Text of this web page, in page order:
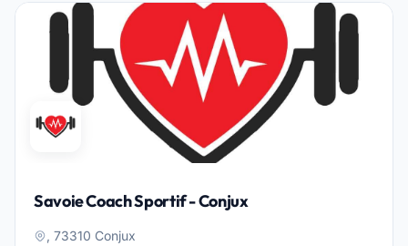
Savoie Coach Sportif - Conjux
, 73310 Conjux